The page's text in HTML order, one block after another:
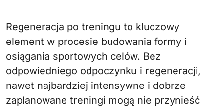
Regeneracja po treningu to kluczowy
element w procesie budowania formy i
osiągania sportowych celów. Bez
odpowiedniego odpoczynku i regeneracji,
nawet najbardziej intensywne i dobrze
zaplanowane treningi mogą nie przynieść